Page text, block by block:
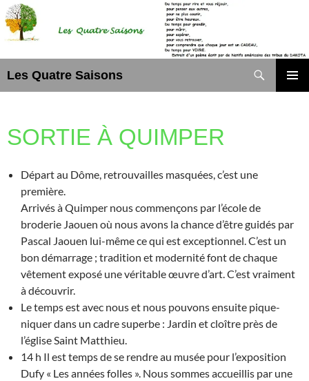
Aller
au
contenu
Les Quatre Saisons
SORTIE À QUIMPER
Départ au Dôme, retrouvailles masquées, c’est une
première.
Arrivés à Quimper nous commençons par l’école de
broderie Jaouen où nous avons la chance d’être guidés par
Pascal Jaouen lui-même ce qui est exceptionnel. C’est un
bon démarrage ; tradition et modernité font de chaque
vêtement exposé une véritable œuvre d’art. C’est vraiment
à découvrir.
Le temps est avec nous et nous pouvons ensuite pique-
niquer dans un cadre superbe : Jardin et cloître près de
l’église Saint Matthieu.
14 h Il est temps de se rendre au musée pour l’exposition
Dufy « Les années folles ». Nous sommes accueillis par une